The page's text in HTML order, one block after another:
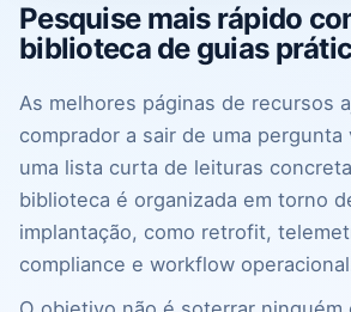
Pesquise mais rápido
biblioteca de guias
As melhores páginas de recursos
comprador a sair de uma pergunta
uma lista curta de leituras
biblioteca é organizada em torno
implantação, como retrofit,
compliance e workflow